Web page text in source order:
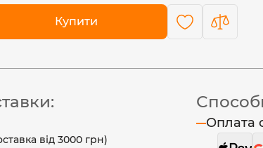
Купити
від 3000 грн)
Оплата